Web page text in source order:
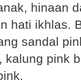
hinaan
hati ikhlas.
sandal
pink